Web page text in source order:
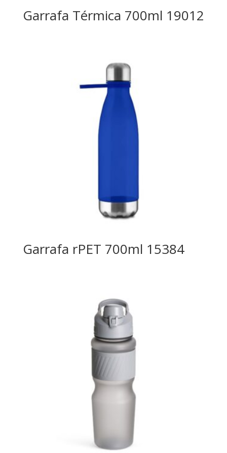
Garrafa Térmica 700ml 19012
Garrafa rPET 700ml 15384